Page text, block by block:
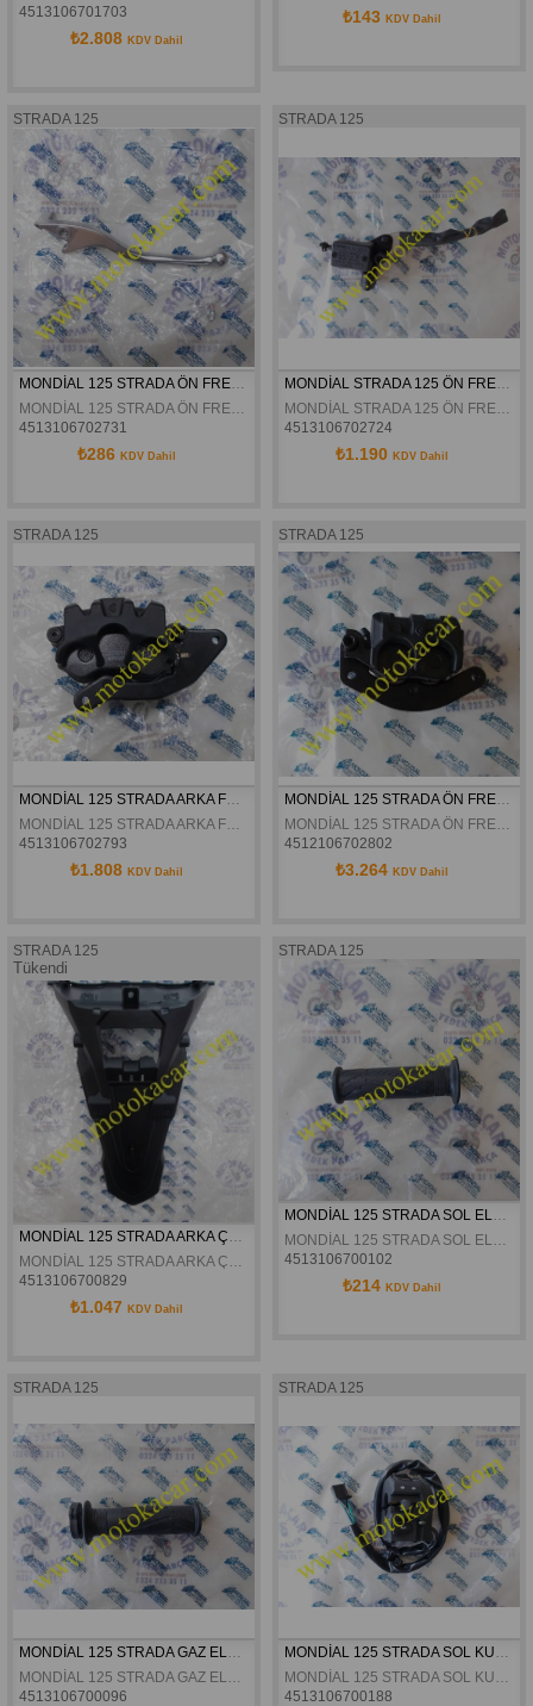
4513106701703
₺2.808 KDV Dahil
₺143 KDV Dahil
STRADA 125
MONDİAL 125 STRADA ÖN FREN KOLU ORJİNAL
4513106702731
₺286 KDV Dahil
STRADA 125
4513106702724
₺1.190 KDV Dahil
STRADA 125
MONDİAL 125 STRADA ARKA FREN ALT MERKEZ ORJİNAL
MONDİAL 125 STRADA ARKA FREN ALT MERKEZ ORJİNAL
4513106702793
₺1.808 KDV Dahil
STRADA 125
4512106702802
₺3.264 KDV Dahil
STRADA 125
Tükendi
4513106700829
₺1.047 KDV Dahil
STRADA 125
4513106700102
₺214 KDV Dahil
STRADA 125
4513106700096
STRADA 125
4513106700188